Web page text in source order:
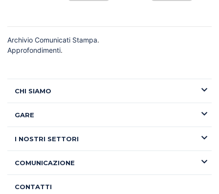
Archivio Comunicati Stampa.
Approfondimenti.
CHI SIAMO
GARE
I NOSTRI SETTORI
COMUNICAZIONE
CONTATTI